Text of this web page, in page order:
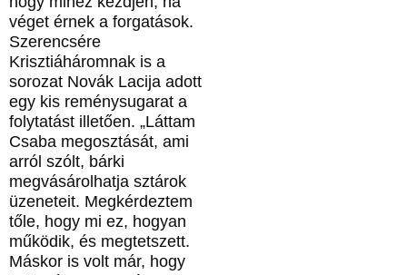
véget érnek a forgatások.
Szerencsére
Krisztiáháromnak is a
sorozat Novák Lacija adott
egy kis reménysugarat a
folytatást illetően. „Láttam
Csaba megosztását, ami
arról szólt, bárki
megvásárolhatja sztárok
üzeneteit. Megkérdeztem
tőle, hogy mi ez, hogyan
működik, és megtetszett.
Máskor is volt már, hogy